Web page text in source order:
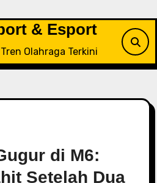
& Esport
Olahraga Terkini
di M6:
Setelah Dua